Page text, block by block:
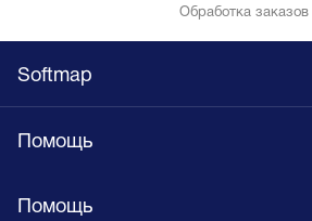
Обработка заказов
Softmap
Помощь
Помощь